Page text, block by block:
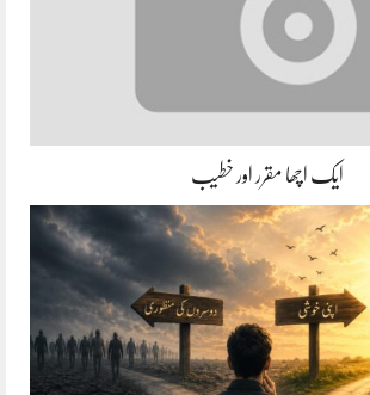
ایک اچھا مقرر اور خطیب